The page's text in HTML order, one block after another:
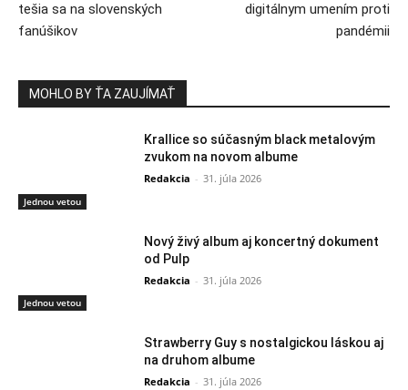
tešia sa na slovenských
fanúšikov
digitálnym umením proti
pandémii
MOHLO BY ŤA ZAUJÍMAŤ
Jednou vetou
Krallice so súčasným black metalovým
zvukom na novom albume
Redakcia - 31. júla 2026
Jednou vetou
Nový živý album aj koncertný dokument
od Pulp
Redakcia - 31. júla 2026
Strawberry Guy s nostalgickou láskou aj
na druhom albume
Redakcia - 31. júla 2026